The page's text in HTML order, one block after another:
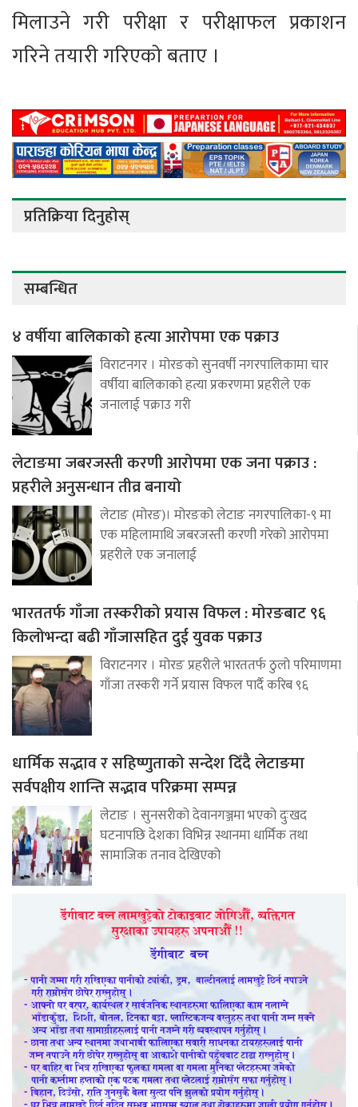
मिलाउने गरी परीक्षा र परीक्षाफल प्रकाशन
गरिने तयारी गरिएको बताए ।
प्रतिक्रिया दिनुहोस्
सम्बन्धित
४ वर्षीया बालिकाको हत्या आरोपमा एक पक्राउ
विराटनगर । मोरङको सुनवर्षी नगरपालिकामा चार
वर्षीया बालिकाको हत्या प्रकरणमा प्रहरीले एक
जनालाई पक्राउ गरी
लेटाङमा जबरजस्ती करणी आरोपमा एक जना पक्राउ :
प्रहरीले अनुसन्धान तीव्र बनायो
लेटाङ (मोरङ)। मोरङको लेटाङ नगरपालिका-९ मा
एक महिलामाथि जबरजस्ती करणी गरेको आरोपमा
प्रहरीले एक जनालाई
भारततर्फ गाँजा तस्करीको प्रयास विफल : मोरङबाट ९६
किलोभन्दा बढी गाँजासहित दुई युवक पक्राउ
विराटनगर । मोरङ प्रहरीले भारततर्फ ठुलो परिमाणमा
गाँजा तस्करी गर्ने प्रयास विफल पार्दै करिब ९६
धार्मिक सद्भाव र सहिष्णुताको सन्देश दिँदै लेटाङमा
सर्वपक्षीय शान्ति सद्भाव परिक्रमा सम्पन्न
लेटाङ । सुनसरीको देवानगञ्जमा भएको दुःखद
घटनापछि देशका विभिन्न स्थानमा धार्मिक तथा
सामाजिक तनाव देखिएको